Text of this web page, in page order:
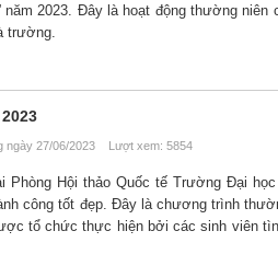
2023. Đây là hoạt động thường niên
trường.
ngày 27/06/2023 Lượt xem: 5854
Phòng Hội thảo Quốc tế Trường Đại
công tốt đẹp. Đây là chương trình
tổ chức thực hiện bởi các sinh viên